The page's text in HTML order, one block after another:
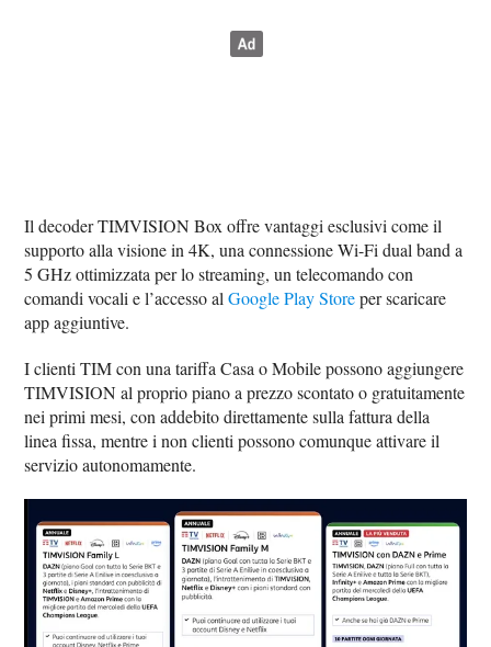
Il decoder TIMVISION Box offre vantaggi esclusivi come il
supporto alla visione in 4K, una connessione Wi-Fi dual band a
5 GHz ottimizzata per lo streaming, un telecomando con
comandi vocali e l’accesso alGoogle Play Storeper scaricare
app aggiuntive.
I clienti TIM con una tariffa Casa o Mobile possono aggiungere
TIMVISION al proprio piano a prezzo scontato o gratuitamente
nei primi mesi, con addebito direttamente sulla fattura della
linea fissa, mentre i non clienti possono comunque attivare il
servizio autonomamente.